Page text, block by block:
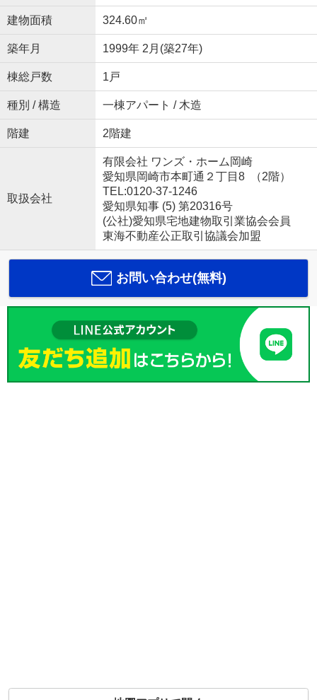
建物面積 324.60㎡
築年月 1999年 2月(築27年)
棟総戸数 1戸
種別 / 構造 一棟アパート / 木造
階建 2階建
取扱会社
有限会社 ワンズ・ホーム岡崎
愛知県岡崎市本町通２丁目8 （2階）
TEL:0120-37-1246
愛知県知事 (5) 第20316号
(公社)愛知県宅地建物取引業協会会員
東海不動産公正取引協議会加盟
お問い合わせ(無料)